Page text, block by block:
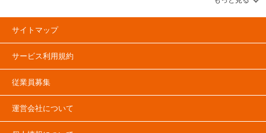
宮店の住所・最寄りの駅、物件タイプのご紹介や料金表、お得なキャンペーン
情報もあります。気になる物件タイプを見つけたら、メールか電話でお問合せ
が可能です（無料）。
サイトマップ
サービス利用規約
従業員募集
運営会社について